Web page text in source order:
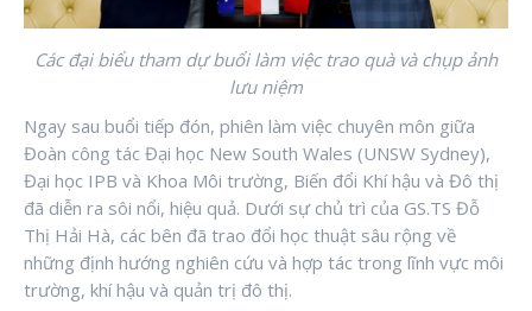
Các đại biểu tham dự buổi làm việc trao quà và chụp ảnh
lưu niệm
Ngay sau buổi tiếp đón, phiên làm việc chuyên môn giữa
Đoàn công tác Đại học New South Wales (UNSW Sydney),
Đại học IPB và Khoa Môi trường, Biến đổi Khí hậu và Đô thị
đã diễn ra sôi nổi, hiệu quả. Dưới sự chủ trì của GS.TS Đỗ
Thị Hải Hà, các bên đã trao đổi học thuật sâu rộng về
những định hướng nghiên cứu và hợp tác trong lĩnh vực môi
trường, khí hậu và quản trị đô thị.